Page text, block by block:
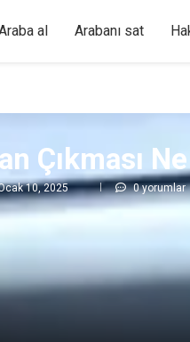
al Arabanı sat
Çıkması
10, 2025 0 yorumlar